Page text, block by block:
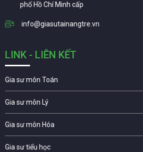
phố Hồ Chí Minh cấp
info@giasutainangtre.vn
LINK - LIÊN KẾT
Gia sư môn Toán
Gia sư môn Lý
Gia sư môn Hóa
Gia sư tiểu học